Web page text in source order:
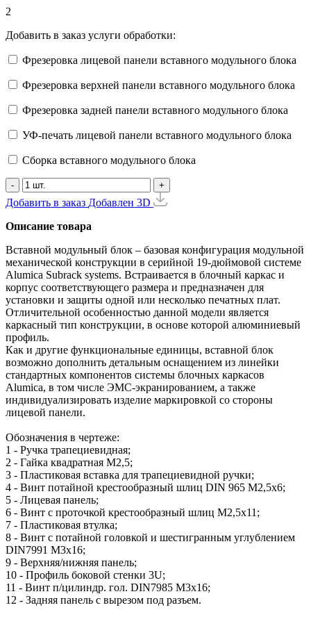
2
Добавить в заказ услуги обработки:
Фрезеровка лицевой панели вставного модульного блока
Фрезеровка верхней панели вставного модульного блока
Фрезеровка задней панели вставного модульного блока
УФ-печать лицевой панели вставного модульного блока
Сборка вставного модульного блока
- +
Добавить в заказ Добавлен 3D
Описание товара
Вставной модульный блок – базовая конфигурация модульной
механической конструкции в серийной 19-дюймовой системе
Alumica Subrack systems. Встраивается в блочный каркас и
корпус соответствующего размера и предназначен для
установки и защиты одной или несколько печатных плат.
Отличительной особенностью данной модели является
каркасный тип конструкции, в основе которой алюминиевый
профиль.
Как и другие функциональные единицы, вставной блок
возможно дополнить детальным оснащением из линейки
стандартных компонентов системы блочных каркасов
Alumicа, в том числе ЭМС-экранированием, а также
индивидуализировать изделие маркировкой со стороны
лицевой панели.
Обозначения в чертеже:
1 - Ручка трапециевидная;
2 - Гайка квадратная М2,5;
3 - Пластиковая вставка для трапециевидной ручки;
4 - Винт потайной крестообразный шлиц DIN 965 M2,5x6;
5 - Лицевая панель;
6 - Винт с проточкой крестообразный шлиц М2,5х11;
7 - Пластиковая втулка;
8 - Винт с потайной головкой и шестигранным углублением
DIN7991 M3х16;
9 - Верхняя/нижняя панель;
10 - Профиль боковой стенки 3U;
11 - Винт п/цилиндр. гол. DIN7985 M3х16;
12 - Задняя панель c вырезом под разъем.